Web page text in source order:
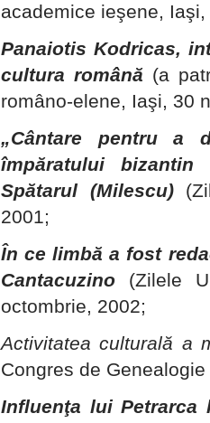
academice ieşene,
Panaiotis Kodricas,
cultura română (a
româno-elene, Iaşi, 30
„Cântare pentru
împăratului bizantin
Spătarul (Milescu)
2001;
În ce limbă a fost
Cantacuzino (Zilele
octombrie, 2002;
Activitatea culturală a
Congres de
Influenţa lui